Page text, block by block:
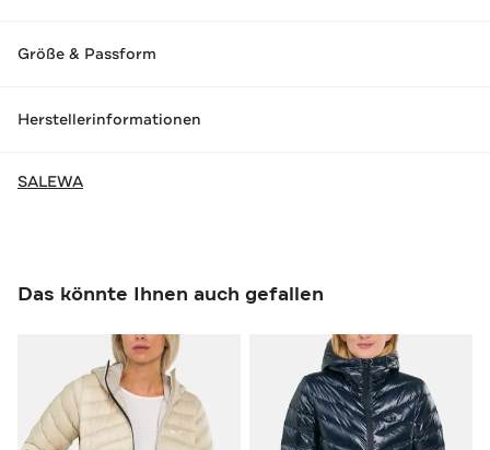
Größe & Passform
Herstellerinformationen
SALEWA
Das könnte Ihnen auch gefallen